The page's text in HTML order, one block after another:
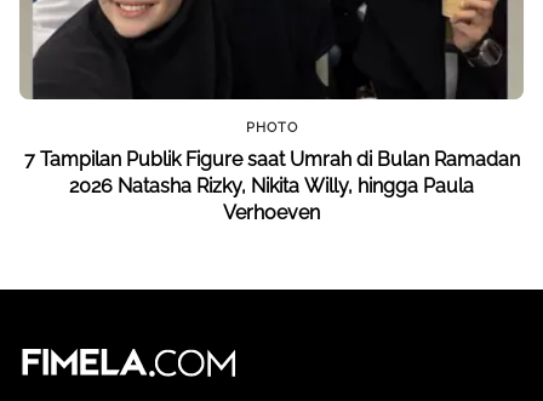
PHOTO
7 Tampilan Publik Figure saat Umrah di Bulan Ramadan
2026 Natasha Rizky, Nikita Willy, hingga Paula
Verhoeven